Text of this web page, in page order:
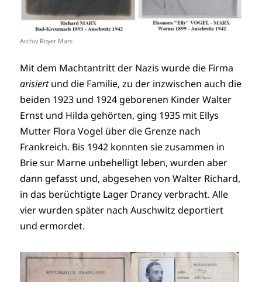
Archiv Royer Mars
Mit dem Machtantritt der Nazis wurde die Firma
arisiertund die Familie, zu der inzwischen auch die
beiden 1923 und 1924 geborenen Kinder Walter
Ernst und Hilda gehörten, ging 1935 mit Ellys
Mutter Flora Vogel über die Grenze nach
Frankreich. Bis 1942 konnten sie zusammen in
Brie sur Marne unbehelligt leben, wurden aber
dann gefasst und, abgesehen von Walter Richard,
in das berüchtigte Lager Drancy verbracht. Alle
vier wurden später nach Auschwitz deportiert
und ermordet.